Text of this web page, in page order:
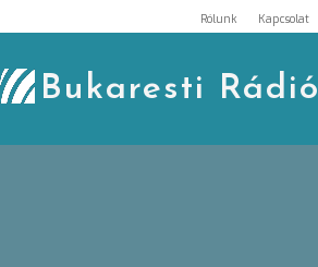
to
content
Rólunk Kapcsolat
Bukaresti Rádió